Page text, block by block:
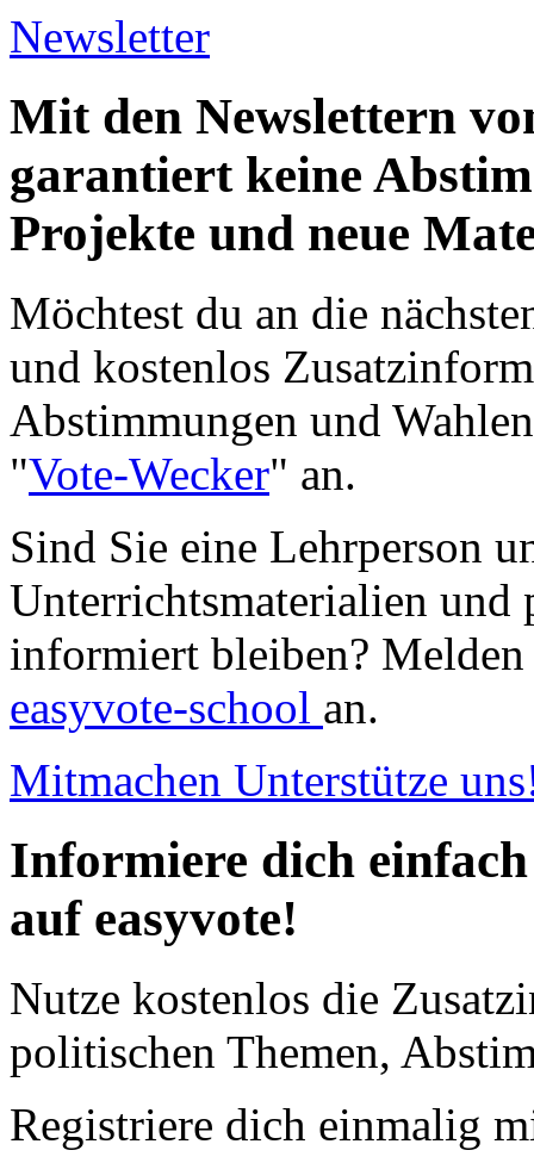
Newsletter
Mit den Newslettern
garantiert keine
Projekte und neue
Möchtest du an die
und kostenlos
Abstimmungen und
"Vote-Wecker" an.
Sind Sie eine Lehrperson
Unterrichtsmaterialien
informiert bleiben?
easyvote-school an.
Mitmachen Unterstütze
Informiere dich
auf easyvote!
Nutze kostenlos die
politischen Themen,
Registriere dich einmalig